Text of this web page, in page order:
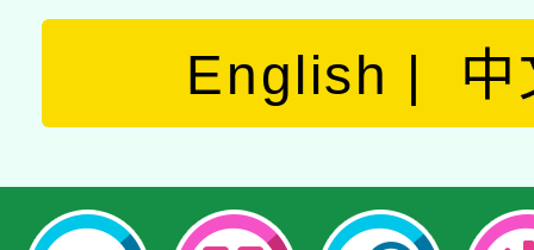
English 中